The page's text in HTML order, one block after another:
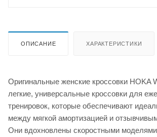
ОПИСАНИЕ ХАРАКТЕРИСТИКИ
Оригинальные женские кроссовки HOKA
легкие, универсальные кроссовки для
тренировок, которые обеспечивают
между мягкой амортизацией и
Они вдохновлены скоростными